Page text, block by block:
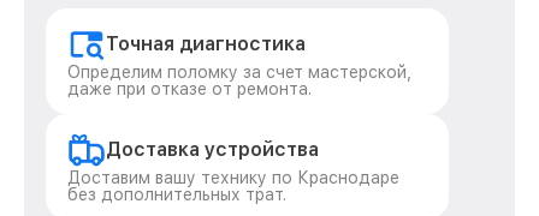
Точная диагностика
Определим поломку за счет мастерской,
даже при отказе от ремонта.
Доставка устройства
Доставим вашу технику по Краснодаре
без дополнительных трат.